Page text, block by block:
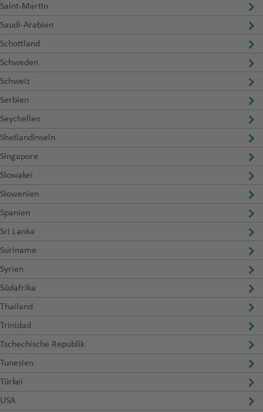
Saint-Martin
Saudi-Arabien
Schottland
Schweden
Schweiz
Serbien
Seychellen
Shetlandinseln
Singapore
Slowakei
Slowenien
Spanien
Sri Lanka
Suriname
Syrien
Südafrika
Thailand
Trinidad
Tschechische Republik
Tunesien
Türkei
USA